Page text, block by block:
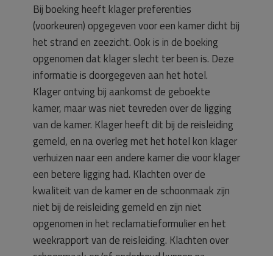
Bij boeking heeft klager preferenties
(voorkeuren) opgegeven voor een kamer dicht bij
het strand en zeezicht. Ook is in de boeking
opgenomen dat klager slecht ter been is. Deze
informatie is doorgegeven aan het hotel.
Klager ontving bij aankomst de geboekte
kamer, maar was niet tevreden over de ligging
van de kamer. Klager heeft dit bij de reisleiding
gemeld, en na overleg met het hotel kon klager
verhuizen naar een andere kamer die voor klager
een betere ligging had. Klachten over de
kwaliteit van de kamer en de schoonmaak zijn
niet bij de reisleiding gemeld en zijn niet
opgenomen in het reclamatieformulier en het
weekrapport van de reisleiding. Klachten over